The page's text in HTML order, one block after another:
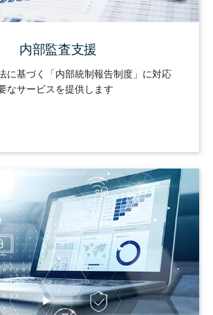
内部監査支援
に基づく「内部統制報告制度」に対応
なサービスを提供します